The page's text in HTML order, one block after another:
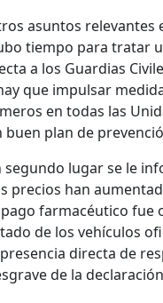
asuntos relevantes
tiempo para tratar
a los Guardias
que impulsar
en todas las
buen plan de
segundo lugar se le
precios han
farmacéutico fue
de los vehículos
directa de
de la